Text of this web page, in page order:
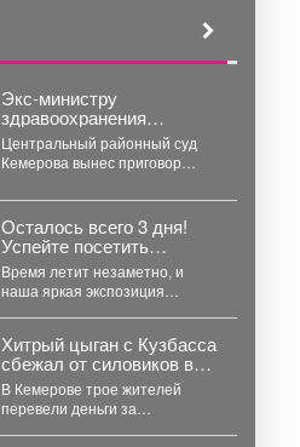
Экс-министру
здравоохранения
Кузбасса Дмитрию
Беглову озвучили
приговор
Центральный районный суд
Кемерова вынес приговор
здравоохранения Кузбасса
Дмитрию Беглову. Экс-
чиновника признали
виновным...
Осталось всего 3 дня!
Успейте посетить
выставку «Мастер
золотые руки»
Время летит незаметно, и
наша яркая экспозиция
Хитрый цыган с Кузбасса
сбежал от силовиков в
Новгород, но его
всеравно догнали
В Кемерове трое жителей
перевели деньги за